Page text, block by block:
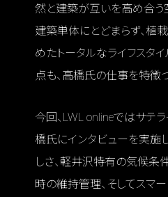
然と建築が互いを高め合う
建築単体にとどまらず、植
めたトータルなライフスタ
点も、高橋氏の仕事を特徴
今回、LWL onlineではサテ
橋氏にインタビューを実施
しさ、軽井沢特有の気候条
時の維持管理、そしてスマ